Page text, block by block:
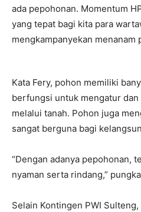
ada pepohonan. Momentum
yang tepat bagi kita para
mengkampanyekan menanam
Kata Fery, pohon memiliki
berfungsi untuk mengatur
melalui tanah. Pohon juga
sangat berguna bagi
“Dengan adanya pepohonan,
nyaman serta rindang,”
Selain Kontingen PWI